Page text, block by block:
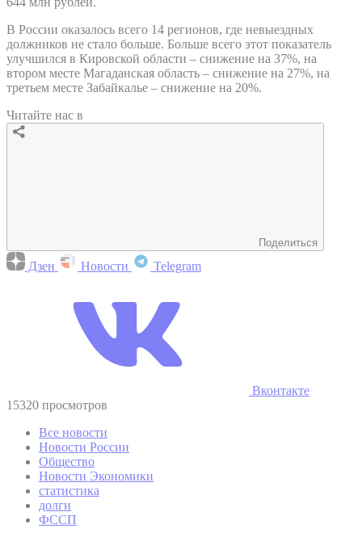
В России оказалось всего 14 регионов, где невыездных
должников не стало больше. Больше всего этот показатель
улучшился в Кировской области – снижение на 37%, на
втором месте Магаданская область – снижение на 27%, на
третьем месте Забайкалье – снижение на 20%.
Читайте нас в
Поделиться
Дзен Новости Telegram
Вконтакте
15320 просмотров
Все новости
Новости России
Общество
Новости Экономики
статистика
долги
ФССП